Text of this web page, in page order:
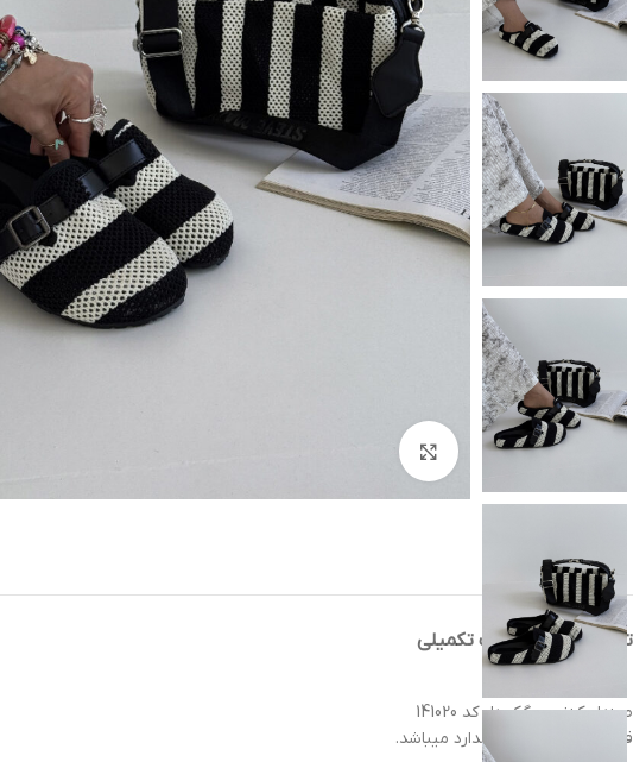
توضیحاتتوضیحات تکمیلی
صندل کنفی سگک دار کد 141020
قالب و سایزبندی استاندارد میباشد.